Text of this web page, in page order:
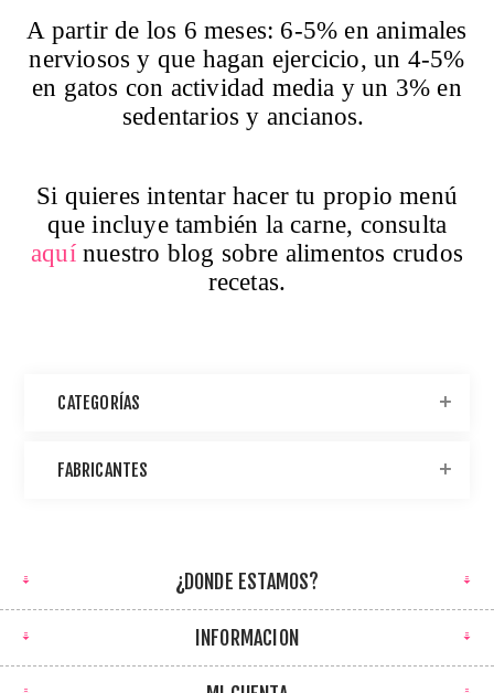
A partir de los 6 meses: 6-5% en animales
nerviosos y que hagan ejercicio, un 4-5%
en gatos con actividad media y un 3% en
sedentarios y ancianos.
Si quieres intentar hacer tu propio menú
que incluye también la carne, consulta
aquínuestro blog sobre alimentos crudos
recetas.
CATEGORÍAS
FABRICANTES
¿DONDE ESTAMOS?
INFORMACION